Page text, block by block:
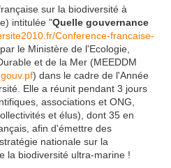
sur la biodiversité à
intitulée "Quelle gouvernance
Conference-francaise-
le Ministère de l'Ecologie,
et de la Mer (MEEDDM
) dans le cadre de l'Année
Elle a réunit pendant 3 jours
associations et ONG,
et élus), dont 35 en
afin d'émettre des
nationale sur la
la biodiversité ultra-marine !